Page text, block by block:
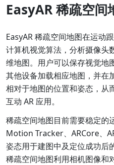
EasyAR 稀疏空间
EasyAR 稀疏空间地图在运动
计算机视觉算法，分析摄像头
维地图。用户可以保存视觉地
其他设备加载相应地图，并在
相对于地图的位置和姿态，从
互动 AR 应用。
稀疏空间地图目前需要稳定的
Motion Tracker、ARCore、
姿态用于建图中及定位成功后
稀疏空间地图利用相机图像和